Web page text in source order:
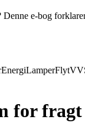
e-bog
EnergiLamperFlyt
for